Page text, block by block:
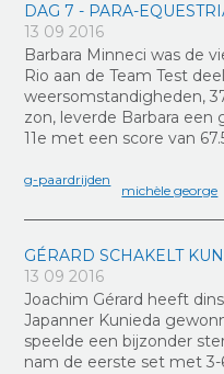
DAG 7 - PARA-
13 09 2016
Barbara Minneci was de
Rio aan de Team Test
weersomstandigheden,
zon, leverde Barbara
11e met een score van
g-paardrijden
michèle george
GÉRARD SCHAKELT
13 09 2016
Joachim Gérard heeft
Japanner Kunieda
speelde een bijzonder
nam de eerste set met